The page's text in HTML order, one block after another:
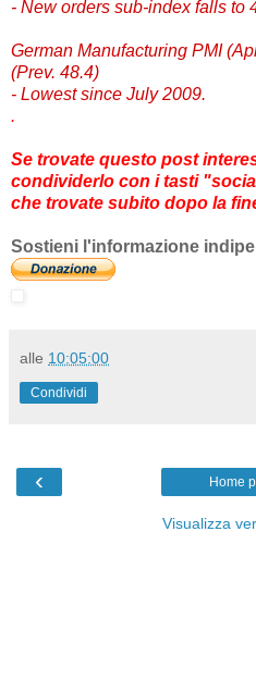
- New orders sub-index falls to
German Manufacturing PMI
(Prev. 48.4)
- Lowest since July 2009.
.
Se trovate questo post
condividerlo con i tasti
che trovate subito dopo la
Sostieni l'informazione
alle 10:05:00
Condividi
‹ Home
Visualizza